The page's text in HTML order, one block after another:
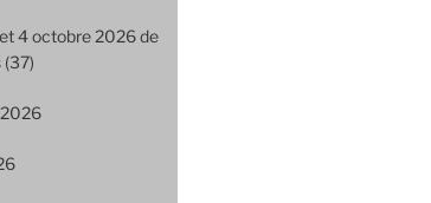
4 octobre 2026 de
(37)